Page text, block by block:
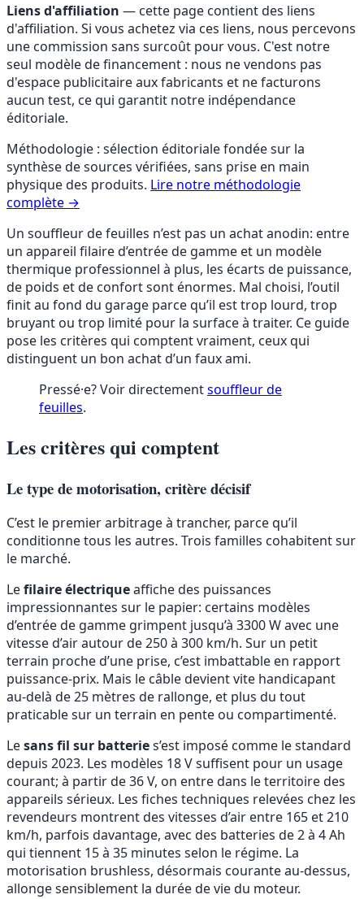
Liens d'affiliation — cette page contient des liens
d'affiliation. Si vous achetez via ces liens, nous percevons
une commission sans surcoût pour vous. C'est notre
seul modèle de financement : nous ne vendons pas
d'espace publicitaire aux fabricants et ne facturons
aucun test, ce qui garantit notre indépendance
éditoriale.
Méthodologie : sélection éditoriale fondée sur la
synthèse de sources vérifiées, sans prise en main
physique des produits. Lire notre méthodologie
complète →
Un souffleur de feuilles n’est pas un achat anodin: entre
un appareil filaire d’entrée de gamme et un modèle
thermique professionnel à plus, les écarts de puissance,
de poids et de confort sont énormes. Mal choisi, l’outil
finit au fond du garage parce qu’il est trop lourd, trop
bruyant ou trop limité pour la surface à traiter. Ce guide
pose les critères qui comptent vraiment, ceux qui
distinguent un bon achat d’un faux ami.
Pressé·e? Voir directementsouffleur de
feuilles.
Les critères qui comptent
Le type de motorisation, critère décisif
C’est le premier arbitrage à trancher, parce qu’il
conditionne tous les autres. Trois familles cohabitent sur
le marché.
Lefilaire électriqueaffiche des puissances
impressionnantes sur le papier: certains modèles
d’entrée de gamme grimpent jusqu’à 3300 W avec une
vitesse d’air autour de 250 à 300 km/h. Sur un petit
terrain proche d’une prise, c’est imbattable en rapport
puissance-prix. Mais le câble devient vite handicapant
au-delà de 25 mètres de rallonge, et plus du tout
praticable sur un terrain en pente ou compartimenté.
Lesans fil sur batteries’est imposé comme le standard
depuis 2023. Les modèles 18 V suffisent pour un usage
courant; à partir de 36 V, on entre dans le territoire des
appareils sérieux. Les fiches techniques relevées chez les
revendeurs montrent des vitesses d’air entre 165 et 210
km/h, parfois davantage, avec des batteries de 2 à 4 Ah
qui tiennent 15 à 35 minutes selon le régime. La
motorisation brushless, désormais courante au-dessus,
allonge sensiblement la durée de vie du moteur.